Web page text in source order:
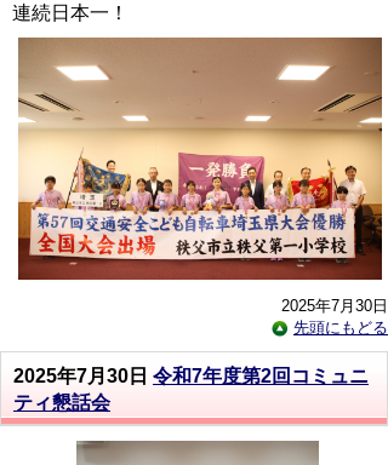
連続日本一！
2025年7月30日
先頭にもどる
2025年7月30日 令和7年度第2回コミュニ
ティ懇話会